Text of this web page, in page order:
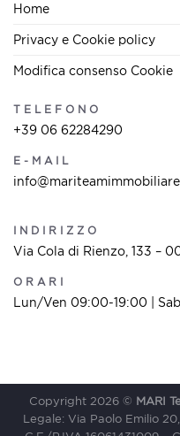
Home
Privacy e Cookie policy
Modifica consenso Cookie
TELEFONO
+39 06 62284290
E-MAIL
INDIRIZZO
Via Cola di Rienzo, 133 –
ORARI
Lun/Ven 09:00-19:00 |
Copyright 2026 © MARI
Legale: Via Paolo Emilio